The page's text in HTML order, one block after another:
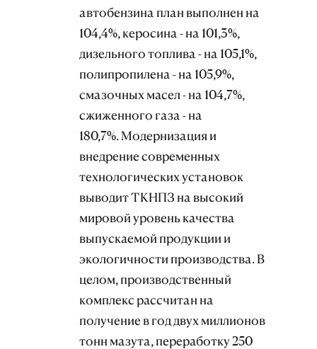
автобензина план выполнен на
104,4%, керосина - на 101,3%,
дизельного топлива - на 105,1%,
полипропилена - на 105,9%,
смазочных масел - на 104,7%,
сжиженного газа - на
180,7%. Модернизация и
внедрение современных
технологических установок
выводит ТКНПЗ на высокий
мировой уровень качества
выпускаемой продукции и
экологичности производства. В
целом, производственный
комплекс рассчитан на
получение в год двух миллионов
тонн мазута, переработку 250